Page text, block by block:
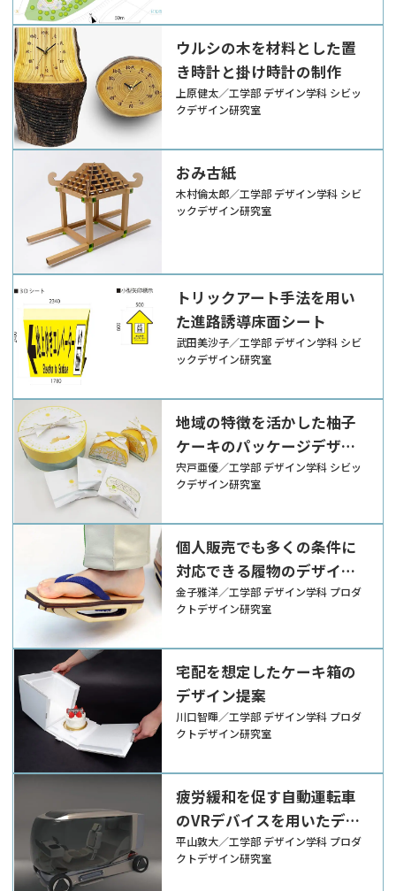
ウルシの木を材料とした置
き時計と掛け時計の制作
上原健太／工学部 デザイン学科 シビッ
クデザイン研究室
おみ古紙
木村倫太郎／工学部 デザイン学科 シビ
ックデザイン研究室
トリックアート手法を用い
た進路誘導床面シート
武田美沙子／工学部 デザイン学科 シビ
ックデザイン研究室
地域の特徴を活かした柚子
ケーキのパッケージデザイ
ン
宍戸亜優／工学部 デザイン学科 シビッ
クデザイン研究室
個人販売でも多くの条件に
対応できる履物のデザイン
提案
金子雅洋／工学部 デザイン学科 プロダ
クトデザイン研究室
宅配を想定したケーキ箱の
デザイン提案
川口智暉／工学部 デザイン学科 プロダ
クトデザイン研究室
疲労緩和を促す自動運転車
のVRデバイスを用いたデザ
イン提案
平山敦大／工学部 デザイン学科 プロダ
クトデザイン研究室